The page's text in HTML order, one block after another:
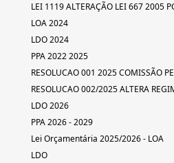
LEI 1119 ALTERAÇÃO LEI 667 2005
LOA 2024
LDO 2024
PPA 2022 2025
RESOLUCAO 001 2025 COMISSÃO
RESOLUCAO 002/2025 ALTERA
LDO 2026
PPA 2026 - 2029
Lei Orçamentária 2025/2026 - LOA
LDO